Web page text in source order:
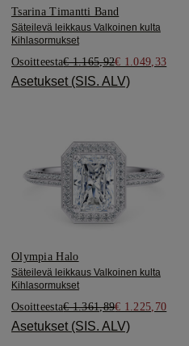
Tsarina Timantti Band
Säteilevä leikkaus Valkoinen kulta
Kihlasormukset
Osoitteesta€ 1.165,92€ 1.049,33
Asetukset (SIS. ALV)
Olympia Halo
Säteilevä leikkaus Valkoinen kulta
Kihlasormukset
Osoitteesta€ 1.361,89€ 1.225,70
Asetukset (SIS. ALV)